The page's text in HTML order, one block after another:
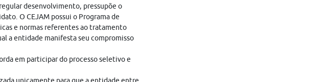
desenvolvimento, pressupõe o
O CEJAM possui o Programa de
e normas referentes ao tratamento
a entidade manifesta seu compromisso
em participar do processo seletivo e